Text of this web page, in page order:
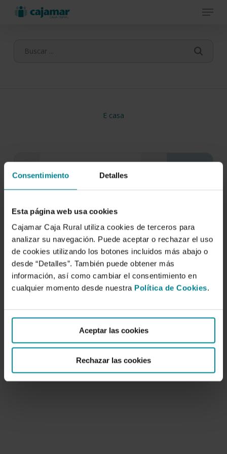
Consentimiento Detalles
Esta página web usa cookies
Cajamar Caja Rural utiliza cookies de terceros para
analizar su navegación. Puede aceptar o rechazar el uso
de cookies utilizando los botones incluidos más abajo o
desde “Detalles”. También puede obtener más
información, así como cambiar el consentimiento en
cualquier momento desde nuestra Política de Cookies.
Aceptar las cookies
Rechazar las cookies
Menu
E casa
in diferent salinity conditions.
19 de noviembre de 2004
growing systems will be increasingly…